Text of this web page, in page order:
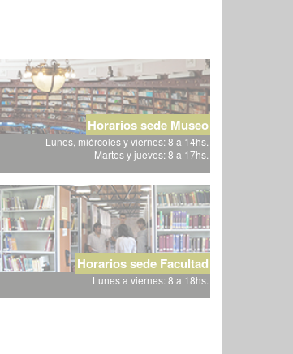
Horarios sede Museo
Lunes, miércoles y viernes: 8 a 14hs.
Martes y jueves: 8 a 17hs.
Horarios sede Facultad
Lunes a viernes: 8 a 18hs.